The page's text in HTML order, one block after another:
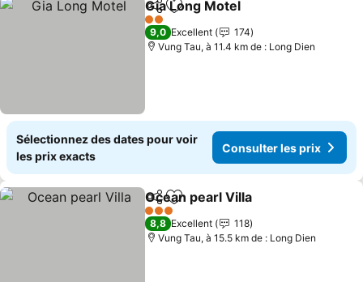
PartagerAjouter à mes favoris
Gia Long Motel
2 Étoiles
9,0 Excellent
174
Vung Tau, à 11.4 km de : Long Dien
Sélectionnez des dates pour voir
les prix exacts
Consulter les prix
PartagerAjouter à mes favoris
Ocean pearl Villa
3 Étoiles
8,8 Excellent
118
Vung Tau, à 15.5 km de : Long Dien